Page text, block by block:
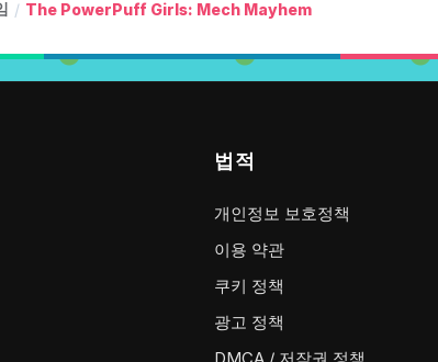
/ The PowerPuff Girls: Mech Mayhem
법적
개인정보 보호정책
이용 약관
쿠키 정책
광고 정책
DMCA / 저작권 정책